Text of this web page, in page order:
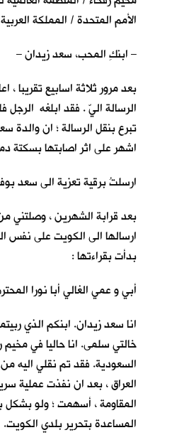
الأمم المتحدة / المملكة
– ابنكِ المحب، سعد زيدان –
بعد مرور ثلاثة اسابيع تقريبا
الرسالة اليّ . فقد ابلغه الرجل
تبرع بنقل الرسالة ؛ ان
اشهر على اثر اصابتها بسكتة
ارسلتُ برقية تعزية الى سعد
بعد قرابة الشهرين ، وصلتني
ارسالها الى الكويت على نفس
بدأت بقراءتها :
أبي و عمي الغالي أبا نورا
انا سعد زيدان. ابنكم الذي
خالتي سلمى. انا حاليا في مخيم
السعودية. فقد تم نقلي اليه
العراق ، بعد ان نفذت عملية
المقاومة ، أسهمت ؛ ولو
المساعدة بتحرير بلدي الكويت.